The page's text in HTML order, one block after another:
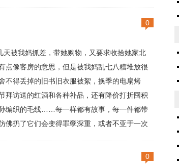
0
天被我妈抓差，带她购物，又要求收拾她家北
点像客房的意思，但是被我妈乱七八糟堆放很
不得丢掉的旧书旧衣服被絮，换季的电扇烤
拜访送的红酒和各种补品，还有降价打折囤积
编织的毛线……每一样都有故事，每一件都带
佛扔了它们会变得罪孽深重，或者不亚于一次
年的积尘擦拭干净，然后叠摞起来归置齐整，
0